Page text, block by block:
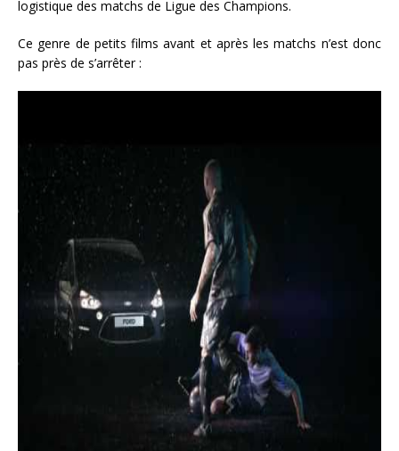
logistique des matchs de Ligue des Champions.
Ce genre de petits films avant et après les matchs n’est donc
pas près de s’arrêter :